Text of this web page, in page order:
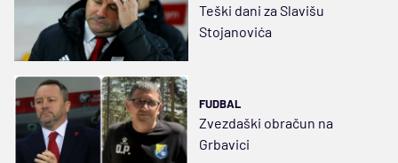
Teški dani za Slavišu
Stojanovića
FUDBAL
Zvezdaški obračun na
Grbavici